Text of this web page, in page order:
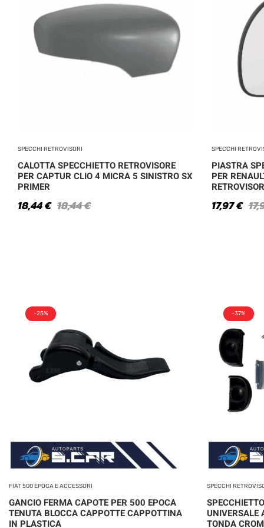
SPECCHI RETROVISORI
CALOTTA SPECCHIETTO RETROVISORE
PER CAPTUR CLIO 4 MICRA 5 SINISTRO SX
PRIMER
18,44€
18,44€
SPECCHI
PIASTRA
PER
17,97€
-25%
FIAT 500 EPOCA E ACCESSORI
GANCIO FERMA CAPOTE PER 500 EPOCA
TENUTA BLOCCA CAPPOTTE CAPPOTTINA
IN PLASTICA
-37%
SPECCHI
UNIVERSALE
TONDA